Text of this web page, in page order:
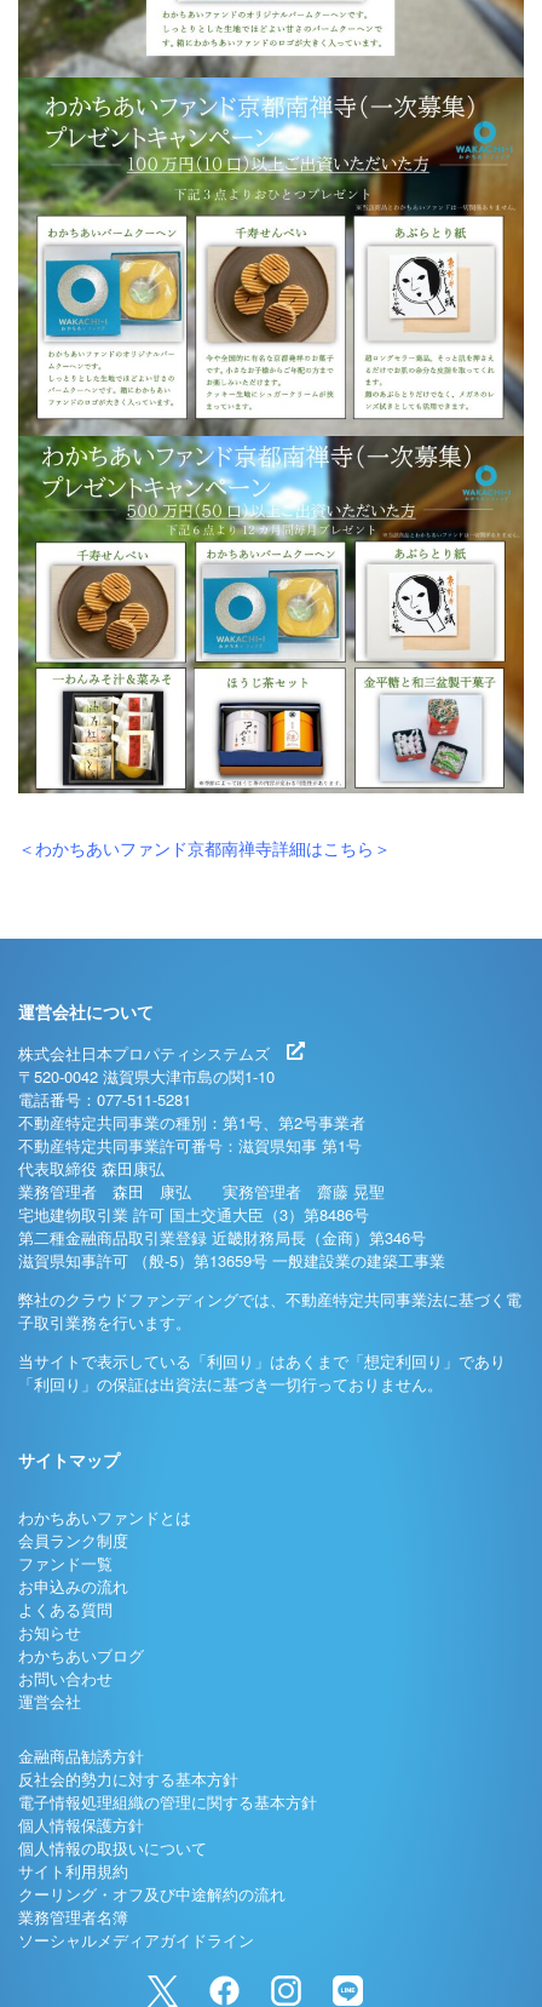
＜わかちあいファンド京都南禅寺詳細はこちら＞
運営会社について
株式会社日本プロパティシステムズ
〒520-0042 滋賀県大津市島の関1-10
電話番号：077-511-5281
不動産特定共同事業の種別：第1号、第2号事業者
不動産特定共同事業許可番号：滋賀県知事 第1号
代表取締役 森田康弘
業務管理者 森田 康弘 実務管理者 齋藤 晃聖
宅地建物取引業 許可 国土交通大臣（3）第8486号
第二種金融商品取引業登録 近畿財務局長（金商）第346号
滋賀県知事許可 （般-5）第13659号 一般建設業の建築工事業
弊社のクラウドファンディングでは、不動産特定共同事業法に基づく電
子取引業務を行います。
当サイトで表示している「利回り」はあくまで「想定利回り」であり
「利回り」の保証は出資法に基づき一切行っておりません。
サイトマップ
わかちあいファンドとは
会員ランク制度
ファンド一覧
お申込みの流れ
よくある質問
お知らせ
わかちあいブログ
お問い合わせ
運営会社
金融商品勧誘方針
反社会的勢力に対する基本方針
電子情報処理組織の管理に関する基本方針
個人情報保護方針
個人情報の取扱いについて
サイト利用規約
クーリング・オフ及び中途解約の流れ
業務管理者名簿
ソーシャルメディアガイドライン